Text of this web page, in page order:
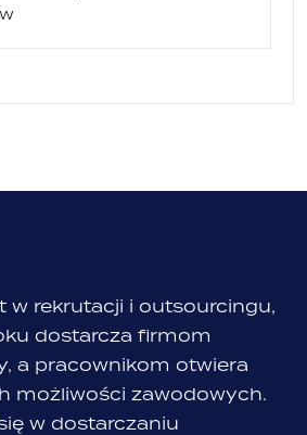
w rekrutacji i outsourcingu,
dostarcza firmom
a pracownikom otwiera
możliwości zawodowych.
w dostarczaniu